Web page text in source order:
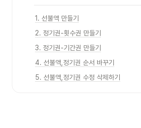
1. 선불액 만들기
2. 정기권-횟수권 만들기
3. 정기권-기간권 만들기
4. 선불액,정기권 순서 바꾸기
5. 선불액,정기권 수정 삭제하기